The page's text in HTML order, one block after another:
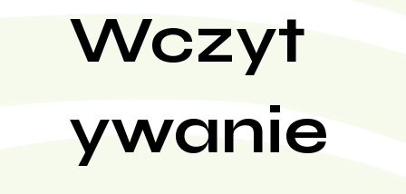
Wczyt
ywanie